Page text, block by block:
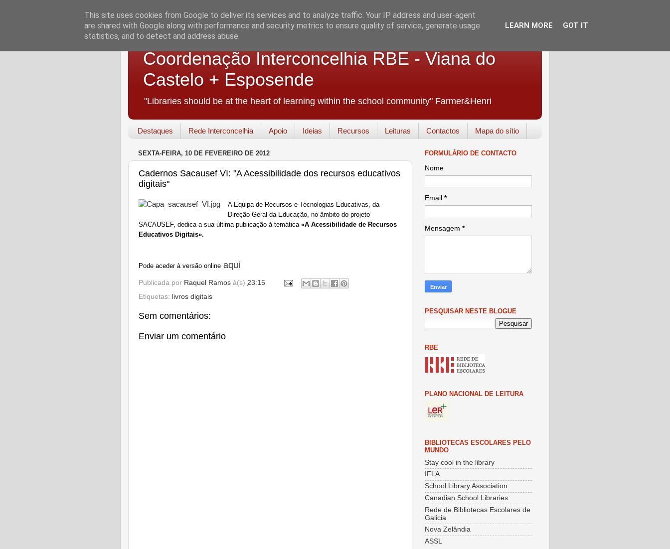
Coordenação Interconcelhia RBE - Viana do
Castelo + Esposende
"Libraries should be at the heart of learning within the school community" Farmer&Henri
Destaques Rede Interconcelhia Apoio Ideias Recursos Leituras Contactos Mapa do sítio
SEXTA-FEIRA, 10 DE FEVEREIRO DE 2012
Cadernos Sacausef VI: "A Acessibilidade dos recursos educativos
digitais"
A Equipa de Recursos e Tecnologias Educativas, da
Direção-Geral da Educação, no âmbito do projeto
SACAUSEF, dedica a sua última publicação à temática «A Acessibilidade de Recursos
Educativos Digitais».
Pode aceder à versão online aqui
Publicada por Raquel Ramos à(s) 23:15
Etiquetas: livros digitais
Sem comentários:
Enviar um comentário
FORMULÁRIO DE CONTACTO
Nome
Email *
Mensagem *
PESQUISAR NESTE BLOGUE
RBE
PLANO NACIONAL DE LEITURA
BIBLIOTECAS ESCOLARES PELO
MUNDO
Stay cool in the library
IFLA
School Library Association
Canadian School Libraries
Rede de Bibliotecas Escolares de
Galicia
Nova Zelândia
ASSL
This site uses cookies from Google to deliver its services and to analyze traffic. Your IP address and user-agent
are shared with Google along with performance and security metrics to ensure quality of service, generate usage
statistics, and to detect and address abuse.
LEARN MORE GOT IT